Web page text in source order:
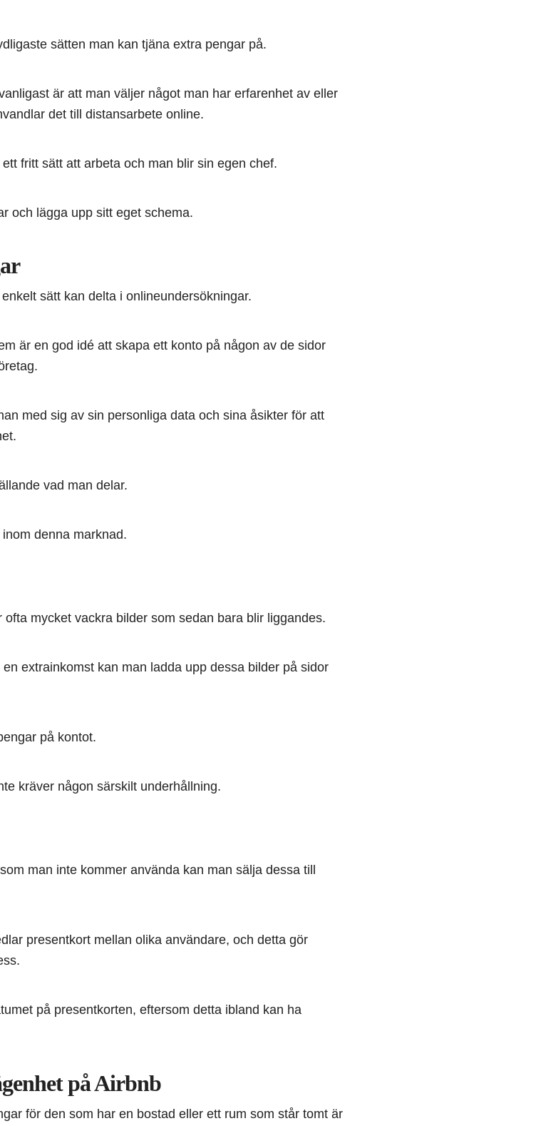
sätten man kan tjäna extra pengar på.
är att man väljer något man har erfarenhet av eller
det till distansarbete online.
fritt sätt att arbeta och man blir sin egen chef.
och lägga upp sitt eget schema.
sätt kan delta i onlineundersökningar.
är en god idé att skapa ett konto på någon av de sidor
med sig av sin personliga data och sina åsikter för att
vad man delar.
denna marknad.
mycket vackra bilder som sedan bara blir liggandes.
extrainkomst kan man ladda upp dessa bilder på sidor
på kontot.
kräver någon särskilt underhållning.
man inte kommer använda kan man sälja dessa till
presentkort mellan olika användare, och detta gör
på presentkorten, eftersom detta ibland kan ha
på Airbnb
för den som har en bostad eller ett rum som står tomt är